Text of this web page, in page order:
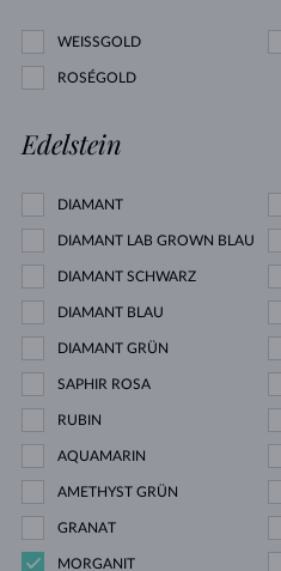
WEISSGOLD
ROSÉGOLD
Edelstein
DIAMANT
DIAMANT LAB GROWN BLAU
DIAMANT SCHWARZ
DIAMANT BLAU
DIAMANT GRÜN
SAPHIR ROSA
RUBIN
AQUAMARIN
AMETHYST GRÜN
GRANAT
MORGANIT